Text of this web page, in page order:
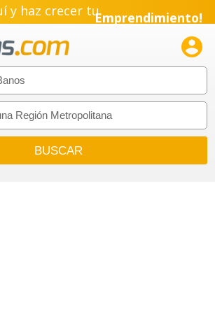
y haz crecer tuEmprendimiento!
